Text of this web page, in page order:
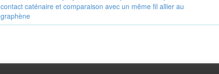
contact caténaire et comparaison avec un même fil allier au
graphène